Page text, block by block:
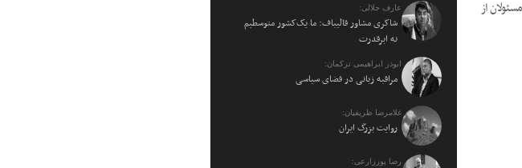
از
عارف جلالی:
شاکری مشاور قالیباف: ما یک‌کشور متوسطیم
نه ابرقدرت
ابوذر ابراهیمی ترکمان:
مراقبه زبانی در فضای سیاسی
غلامرضا ظریفیان:
روایت بزرگ ایران
رضا پورزارعی: